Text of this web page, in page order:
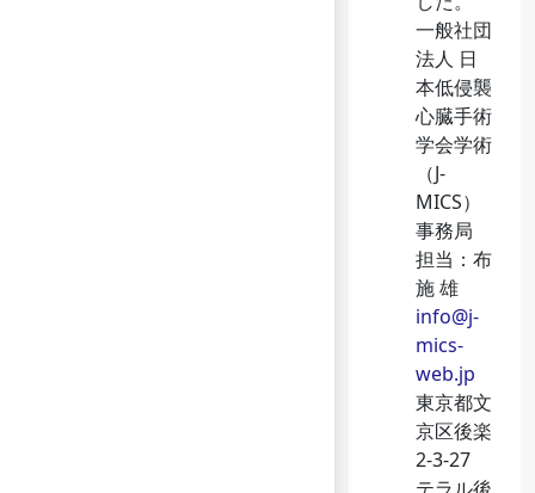
一般社団
法人 日
本低侵襲
心臓手術
学会学術
（J-
MICS）
事務局
担当：布
施 雄
info@j-
mics-
web.jp
東京都文
京区後楽
2-3-27